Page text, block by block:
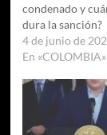
condenado y
dura la sanción?
4 de junio de
En «COLOMBIA»